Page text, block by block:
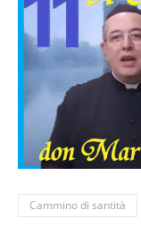
Cammino di santità